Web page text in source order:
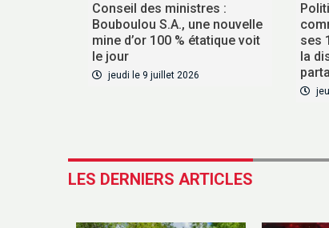
Conseil des ministres :
Bouboulou S.A., une nouvelle
mine d’or 100 % étatique voit
le jour
jeudi le 9 juillet 2026
ses
la
LES DERNIERS ARTICLES